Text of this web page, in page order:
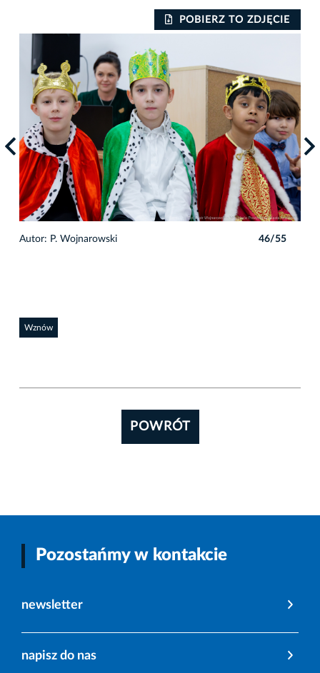
POBIERZ TO ZDJĘCIE
Autor: P. Wojnarowski 46/55
Wznów
POWRÓT
Pozostańmy w kontakcie
newsletter
napisz do nas